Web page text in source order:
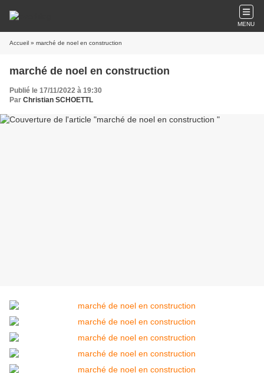
MENU
Accueil » marché de noel en construction
marché de noel en construction
Publié le 17/11/2022 à 19:30
Par Christian SCHOETTL